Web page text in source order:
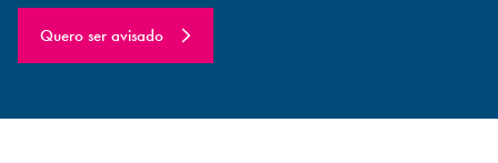
Quero ser avisado